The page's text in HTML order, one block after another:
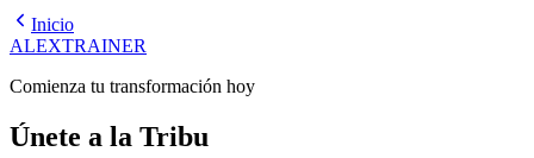
Inicio
ALEXTRAINER
Comienza tu transformación hoy
Únete a la Tribu